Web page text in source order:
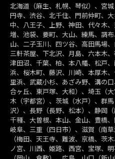
北海道（麻生、札幌、琴似）、宮
円寺、渋谷、北千住、門前仲町、
中、八王子、上野、神田、代々木
増、池袋、要町、大山、練馬、調
山、二子玉川、四ツ谷、高田馬場
三軒茶屋、下北沢、月島、六本木
津田沼、千葉、柏、本八幡、松戸
浜、桜木町、藤沢、川崎、本厚木
里浜、武蔵小杉、あざみ野、溝の
合ヶ丘、東戸塚、大和）、埼玉（
木（宇都宮）、茨城（水戸）、群
沢）、長野（長野、松本）、静岡
千種、大曽根、本山、金山、豊橋
岐阜、三重（四日市）、滋賀（南
（梅田、天王寺、難波、京橋、茨
ノ宮、川西、姫路、西宮、宝塚、